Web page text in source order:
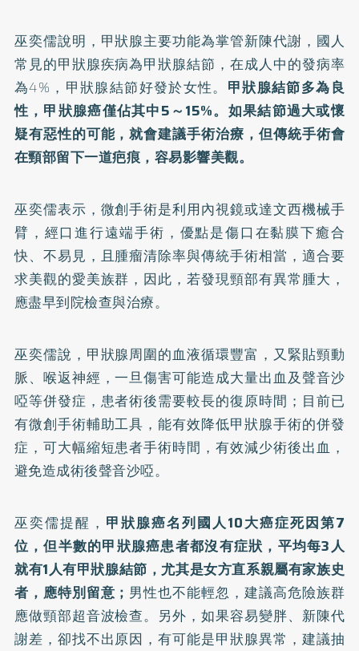
巫奕儒說明，甲狀腺主要功能為掌管新陳代謝，國人
常見的甲狀腺疾病為甲狀腺結節，在成人中的發病率
為4%，甲狀腺結節好發於女性。 甲狀腺結節多為良
性，甲狀腺癌僅佔其中5～15%。如果結節過大或懷
疑有惡性的可能，就會建議手術治療，但傳統手術會
在頸部留下一道疤痕，容易影響美觀。
巫奕儒表示，微創手術是利用內視鏡或達文西機械手
臂，經口進行遠端手術，優點是傷口在黏膜下癒合
快、不易見，且腫瘤清除率與傳統手術相當，適合要
求美觀的愛美族群，因此，若發現頸部有異常腫大，
應盡早到院檢查與治療。
巫奕儒說，甲狀腺周圍的血液循環豐富，又緊貼頸動
脈、喉返神經，一旦傷害可能造成大量出血及聲音沙
啞等併發症，患者術後需要較長的復原時間；目前已
有微創手術輔助工具，能有效降低甲狀腺手術的併發
症，可大幅縮短患者手術時間，有效減少術後出血，
避免造成術後聲音沙啞。
巫奕儒提醒， 甲狀腺癌名列國人10大癌症死因第7
位，但半數的甲狀腺癌患者都沒有症狀，平均每3人
就有1人有甲狀腺結節，尤其是女方直系親屬有家族史
者，應特別留意； 男性也不能輕忽，建議高危險族群
應做頸部超音波檢查。另外，如果容易變胖、新陳代
謝差，卻找不出原因，有可能是甲狀腺異常，建議抽